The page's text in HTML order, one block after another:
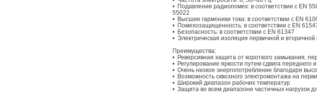
• Подавление радиопомех: в соответствии с EN
55022
• Высшие гармоники тока: в соответствии с EN
• Помехозащищенность: в соответствии с EN
• Безопасность: в соответствии с EN 61347
• Электрическая изоляция первичной и вторичной
Преимущества:
• Реверсивная защита от короткого замыкания,
• Регулирование яркости путем сдвига переднего
• Очень низкое энергопотребление благодаря
• Возможность сквозного электромонтажа на
• Широкий диапазон рабочих температур
• Защита во всем диапазоне частичных нагрузок